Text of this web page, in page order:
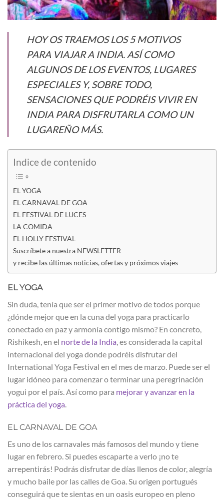
HOY OS TRAEMOS LOS 5 MOTIVOS
PARA VIAJAR A INDIA. ASÍ COMO
ALGUNOS DE LOS EVENTOS, LUGARES
ESPECIALES Y, SOBRE TODO,
SENSACIONES QUE PODRÉIS VIVIR EN
INDIA PARA DISFRUTARLA COMO UN
LUGAREÑO MÁS.
Indice de contenido
EL YOGA
EL CARNAVAL DE GOA
EL FESTIVAL DE LUCES
LA COMIDA
EL HOLLY FESTIVAL
Suscríbete a nuestra NEWSLETTER
y recibe las últimas noticias, ofertas y próximos viajes
EL YOGA
Sin duda, tenía que ser el primer motivo de todos porque
¿dónde mejor que en la cuna del yoga para practicarlo
conectado en paz y armonía contigo mismo? En concreto,
Rishikesh, en el norte de la India, es considerada la capital
internacional del yoga donde podréis disfrutar del
International Yoga Festival en el mes de marzo. Puede ser el
lugar idóneo para comenzar o terminar una peregrinación
yogui por el país. Así como para mejorar y avanzar en la
práctica del yoga.
EL CARNAVAL DE GOA
Es uno de los carnavales más famosos del mundo y tiene
lugar en febrero. Si puedes escaparte a verlo ¡no te
arrepentirás! Podrás disfrutar de días llenos de color, alegría
y mucho baile por las calles de Goa. Su origen portugués
conseguirá que te sientas en un oasis europeo en pleno